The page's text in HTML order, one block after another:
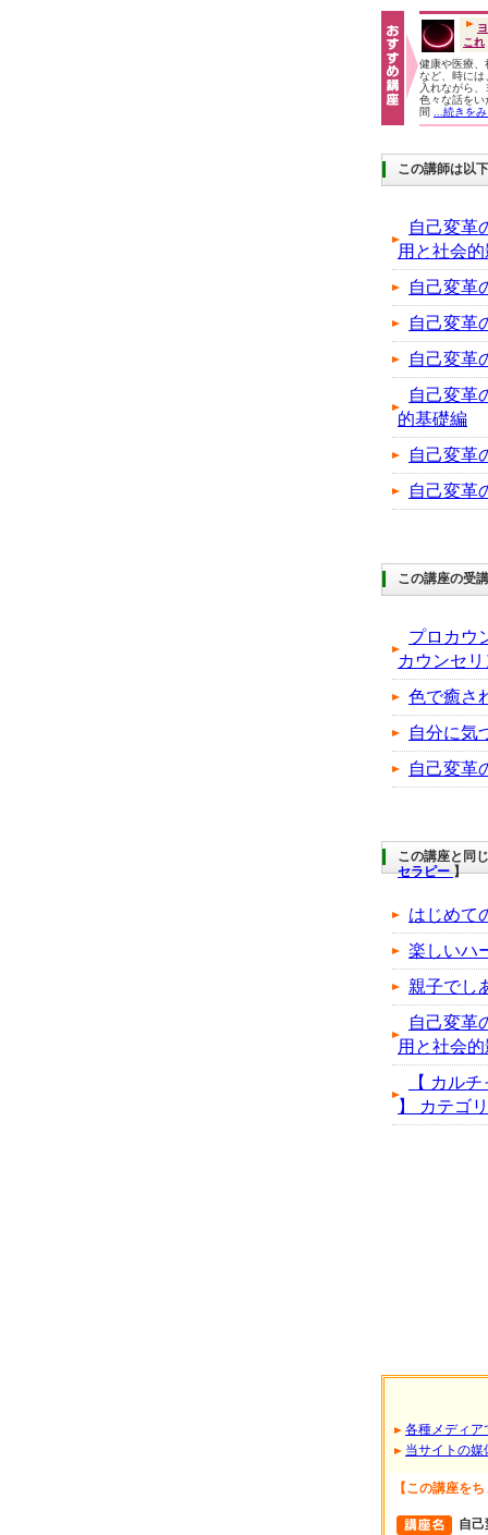
これ
健康や医療、
など、時には
入れながら
色々な話をい
間
...続きを
この講師は以
自己変革
用と社会
自己変革
自己変革
自己変革
自己変革
的基礎編
自己変革
自己変革
この講座の受
プロカウ
カウンセ
色で癒さ
自分に気
自己変革
この講座と同
セラピー】
はじめて
楽しいハ
親子でし
自己変革
用と社会
【 カル
】 カテゴ
各種メディア
当サイトの媒
【この講座を
自